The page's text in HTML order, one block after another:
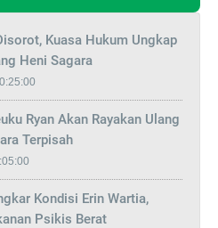
Kuasa Hukum Ungkap
Heni Sagara
Ryan Akan Rayakan Ulang
Terpisah
Kondisi Erin Wartia,
Psikis Berat